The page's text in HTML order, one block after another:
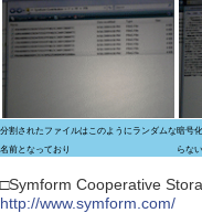
分割されたファイルはこのようにランダムな
名前となっており
暗号
らない
□Symform Cooperative
http://www.symform.com/